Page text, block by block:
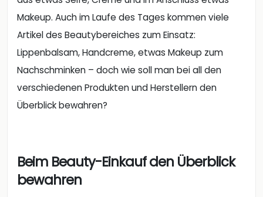
Makeup. Auch im Laufe des Tages kommen viele
Artikel des Beautybereiches zum Einsatz:
Lippenbalsam, Handcreme, etwas Makeup zum
Nachschminken – doch wie soll man bei all den
verschiedenen Produkten und Herstellern den
Überblick bewahren?
Beim Beauty-Einkauf den Überblick
bewahren